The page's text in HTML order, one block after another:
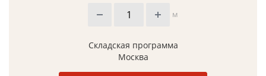
м
Складская программа
Москва